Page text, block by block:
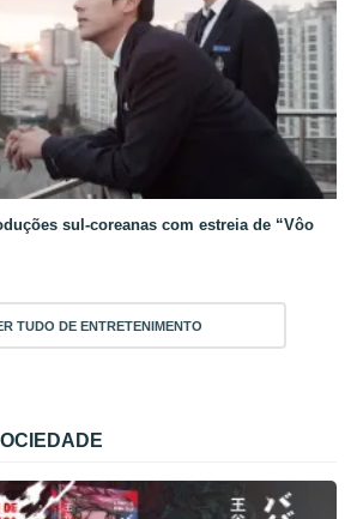
sul-coreanas com estreia de “Vôo
TUDO DE ENTRETENIMENTO